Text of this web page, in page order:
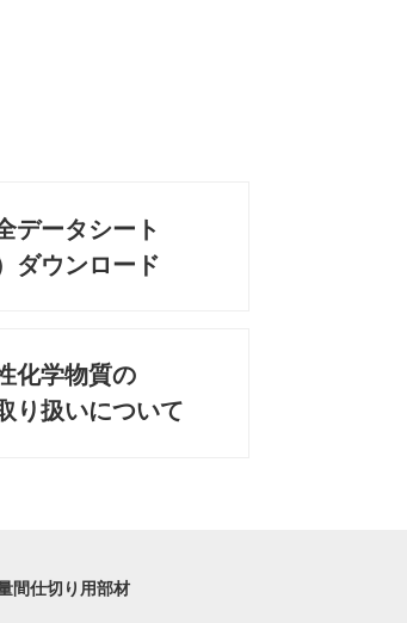
データシート
ダウンロード
化学物質の
り扱いについて
間仕切り用部材